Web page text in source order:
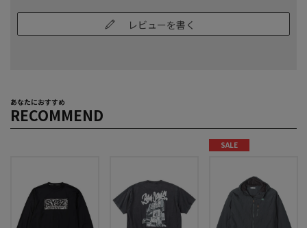
レビューを書く
あなたにおすすめ
RECOMMEND
SALE